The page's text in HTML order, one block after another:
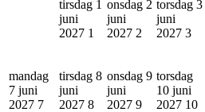
tirsdag 1
juni
2027 1
onsdag 2
juni
2027 2
torsdag 3
juni
2027 3
mandag
7 juni
2027 7
tirsdag 8
juni
2027 8
onsdag 9
juni
2027 9
torsdag
10 juni
2027 10